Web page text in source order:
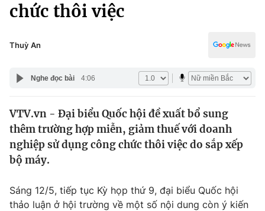
Xã hội
Pháp luật
Y tế
Thế giới
Tin tức
Thế giới đó đây
Câu chuyện quốc tế
Kinh tế
Thị trường
Dữ liệu và đời sống
Văn hóa - Giải trí
chức thôi việc
Thuỳ An
Nghe đọc bài 4:06
VTV.vn - Đại biểu Quốc hội đề xuất bổ sung
thêm trường hợp miễn, giảm thuế với doanh
nghiệp sử dụng công chức thôi việc do sắp xếp
bộ máy.
Sáng 12/5, tiếp tục Kỳ họp thứ 9, đại biểu Quốc hội
thảo luận ở hội trường về một số nội dung còn ý kiến